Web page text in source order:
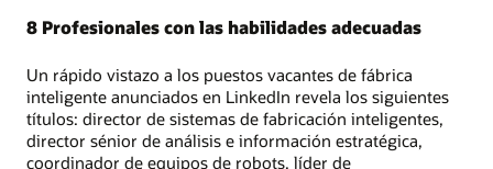
8 Profesionales con las habilidades adecuadas
Un rápido vistazo a los puestos vacantes de fábrica
inteligente anunciados en LinkedIn revela los siguientes
títulos: director de sistemas de fabricación inteligentes,
director sénior de análisis e información estratégica,
coordinador de equipos de robots, líder de